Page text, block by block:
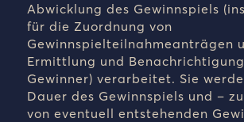
Abwicklung des Gewinnspiels
für die Zuordnung von
Gewinnspielteilnahmeanträgen
Ermittlung und
Gewinner) verarbeitet. Sie
Dauer des Gewinnspiels und –
von eventuell entstehenden